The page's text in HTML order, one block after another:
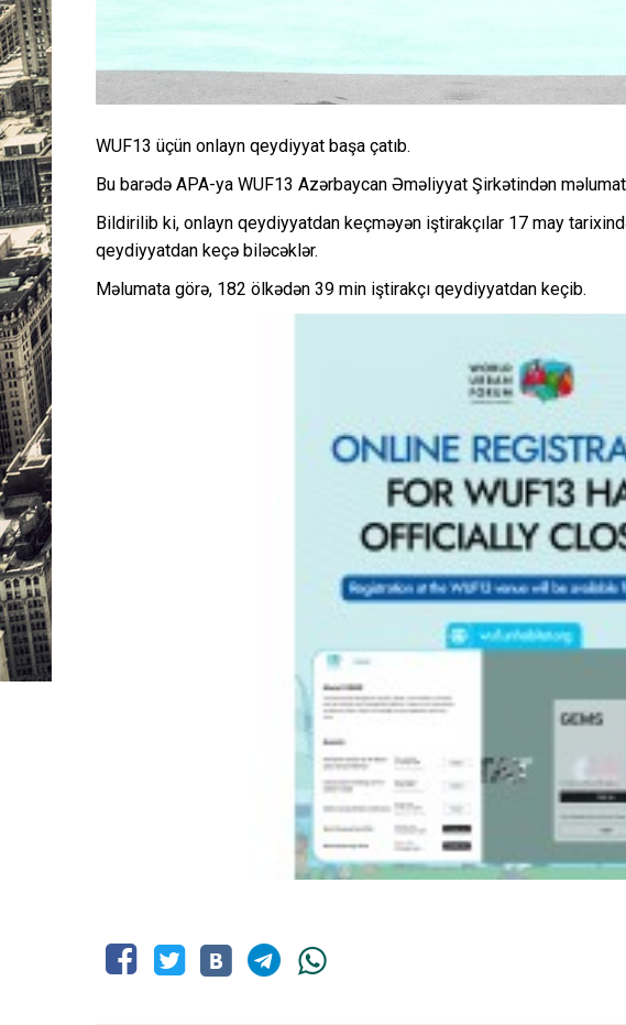
WUF13 üçün onlayn qeydiyyat başa çatıb.
Bu barədə APA-ya WUF13 Azərbaycan Əməliyyat Şirkətindən
Bildirilib ki, onlayn qeydiyyatdan keçməyən iştirakçılar 17 may
qeydiyyatdan keçə biləcəklər.
Məlumata görə, 182 ölkədən 39 min iştirakçı qeydiyyatdan keçib.